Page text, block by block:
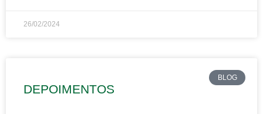
26/02/2024
BLOG
DEPOIMENTOS